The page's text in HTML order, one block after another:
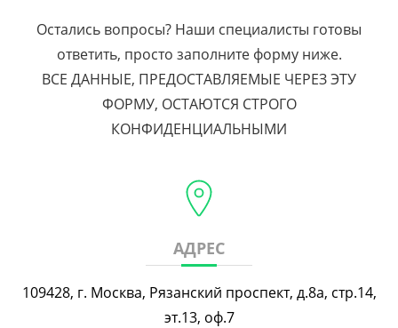
Остались вопросы? Наши специалисты готовы
ответить, просто заполните форму ниже.
ВСЕ ДАННЫЕ, ПРЕДОСТАВЛЯЕМЫЕ ЧЕРЕЗ ЭТУ
ФОРМУ, ОСТАЮТСЯ СТРОГО
КОНФИДЕНЦИАЛЬНЫМИ
АДРЕС
109428, г. Москва, Рязанский проспект, д.8а, стр.14,
эт.13, оф.7